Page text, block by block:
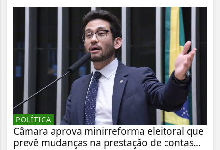
POLÍTICA
Câmara aprova minirreforma eleitoral que
prevê mudanças na prestação de contas...